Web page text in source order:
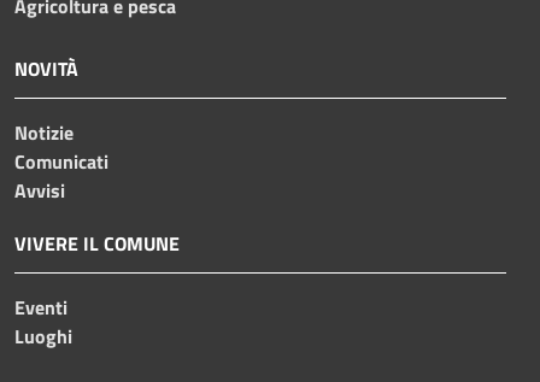
Agricoltura e pesca
NOVITÀ
Notizie
Comunicati
Avvisi
VIVERE IL COMUNE
Eventi
Luoghi